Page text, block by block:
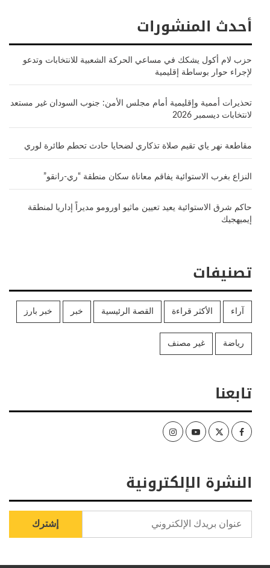
أحدث المنشورات
حزب لام أكول يشكك في مساعي الحركة الشعبية للانتخابات وتدعو
لإجراء حوار بوساطة إقليمية
تحذيرات أممية وإقليمية أمام مجلس الأمن: جنوب السودان غير مستعد
لانتخابات ديسمبر 2026
مقاطعة نهر ياي تقيم صلاة تذكاري لضحايا حادث تحطم طائرة لوري
النزاع بغرب الاستوائية يفاقم معاناة سكان منطقة “ري-رانقو”
حاكم شرق الاستوائية يعيد تعيين ماثيو اورومو مديراً إداريا لمنطقة
إيميهجيك
تصنيفات
آراء الأكثر قراءة القصة الرئيسية خبر خبر بارز
رياضة غير مصنف
تابعنا
Facebook
Twitter
Youtube
Instagram
النشرة الإلكترونية